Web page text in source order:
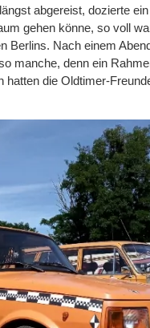
abgereist, dozierte
gehen könne, so voll
Berlins. Nach einem
manche, denn ein
hatten die Oldtimer-